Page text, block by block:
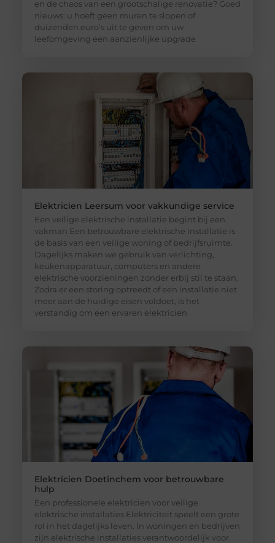
en de chaos van een grootschalige renovatie? Goed
nieuws: u hoeft geen muren te slopen of
duizenden euro’s uit te geven om uw
leefomgeving een aanzienlijke upgrade
Elektricien Leersum voor vakkundige service
Een veilige elektrische installatie begint bij een
vakman Een betrouwbare elektrische installatie is
de basis van een veilige woning of bedrijfsruimte.
Dagelijks maken we gebruik van verlichting,
keukenapparatuur, computers en andere
elektrische voorzieningen zonder erbij stil te staan.
Zodra er een storing optreedt of een installatie niet
meer aan de huidige eisen voldoet, is het
verstandig om een ervaren elektricien
Elektricien Doetinchem voor betrouwbare
hulp
Een professionele elektricien voor veilige
elektrische installaties Elektriciteit speelt een grote
rol in het dagelijks leven. In woningen en bedrijven
zijn elektrische installaties verantwoordelijk voor